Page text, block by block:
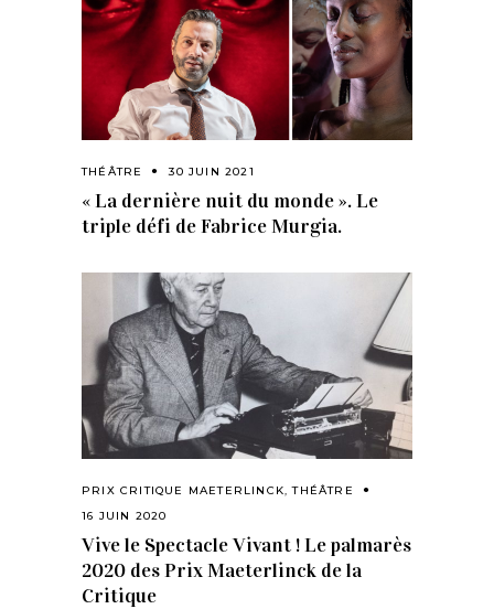
THÉÂTRE 30 JUIN 2021
« La dernière nuit du monde ». Le
triple défi de Fabrice Murgia.
PRIX CRITIQUE MAETERLINCK,THÉÂTRE
16 JUIN 2020
Vive le Spectacle Vivant ! Le palmarès
2020 des Prix Maeterlinck de la
Critique